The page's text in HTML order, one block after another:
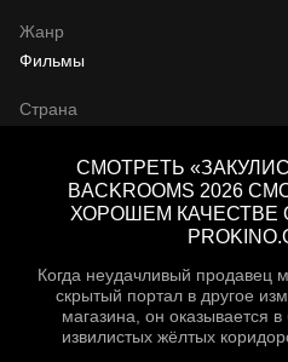
Жанр
Фильмы
Страна
СМОТРЕТЬ
BACKROOMS 2026
ХОРОШЕМ КАЧЕСТВЕ
Когда неудачливый продавец
скрытый портал в другое
магазина, он оказывается
извилистых жёлтых